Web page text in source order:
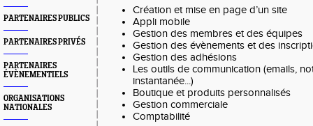
PARTENAIRES PUBLICS
PARTENAIRES PRIVÉS
PARTENAIRES
ÉVÈNEMENTIELS
ORGANISATIONS
NATIONALES
Création et mise en page d’un site
Appli mobile
Gestion des membres et des équipes
Gestion des évènements et des
Gestion des adhésions
Les outils de communication (emails,
instantanée...)
Boutique et produits personnalisés
Gestion commerciale
Comptabilité